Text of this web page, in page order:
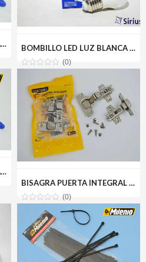
BROCHA MONA MANGO PLASTICO 1-1/2 MILENIOTOOLS MT10-BROMON-1.5P BOMBILLO LED LUZ BLANCA 3W(110V) SIRIUS CRD-A03W
(0)
BROCHA MONA MANGO PLASTICO 1 MILENIOTOOLS MT10-BROMON-1P
BISAGRA PUERTA INTEGRAL PARCHE 35MM(PAR) UYUSTOOLS BIR135U
(0)